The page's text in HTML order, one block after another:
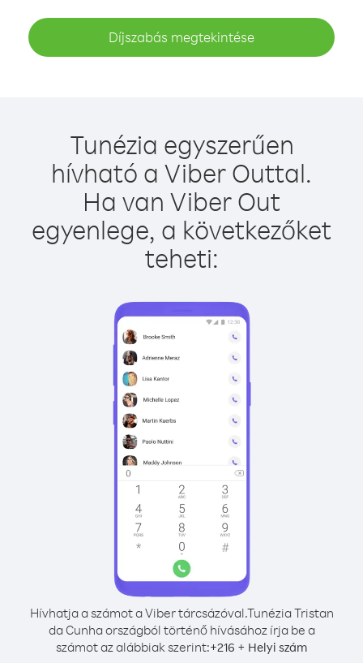
Díjszabás megtekintése
Tunézia egyszerűen
hívható a Viber Outtal.
Ha van Viber Out
egyenlege, a következőket
teheti:
Hívhatja a számot a Viber tárcsázóval.Tunézia Tristan
da Cunha országból történő hívásához írja be a
számot az alábbiak szerint:+216 + Helyi szám